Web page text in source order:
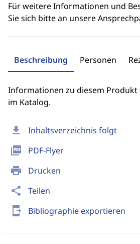
download Inhaltsverzeichnis folgt
picture_as_pdf PDF-Flyer
print Drucken
share Teilen
send_to_mobile Bibliographie exportieren
Für weitere Informationen und
Sie sich bitte an unsere
Beschreibung Personen
Informationen zu diesem Produkt
im Katalog.